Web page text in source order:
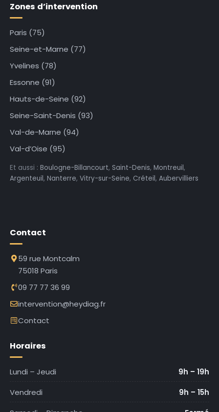
Zones d’intervention
Paris (75)
Seine-et-Marne (77)
Yvelines (78)
Essonne (91)
Hauts-de-Seine (92)
Seine-Saint-Denis (93)
Val-de-Marne (94)
Val-d’Oise (95)
Et aussi : Boulogne-Billancourt, Saint-Denis, Montreuil,
Argenteuil, Nanterre, Vitry-sur-Seine, Créteil, Aubervilliers
Contact
59 rue Montcalm
75018 Paris
09 77 77 36 99
intervention@heydiag.fr
Contact
Horaires
Lundi – Jeudi
9h – 19h
Vendredi
9h – 15h